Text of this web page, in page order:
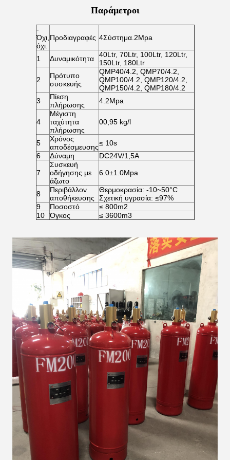
Παράμετροι
-
Όχι,
όχι.
Προδιαγραφές 4Σύστημα.2Mpa
1 Δυναμικότητα
40Ltr, 70Ltr, 100Ltr, 120Ltr,
150Ltr, 180Ltr
2
Πρότυπο
συσκευής
QMP40/4.2, QMP70/4.2,
QMP100/4.2, QMP120/4.2,
QMP150/4.2, QMP180/4.2
3
Πίεση
πλήρωσης
4.2Mpa
4
Μέγιστη
ταχύτητα
πλήρωσης
00,95 kg/l
5
Χρόνος
αποδέσμευσης≤ 10s
6
Δύναμη DC24V/1,5A
7
Συσκευή
οδήγησης με
άζωτο
6.0±1.0Mpa
8
Περιβάλλον
αποθήκευσης
Θερμοκρασία: -10~50°C
Σχετική υγρασία: ≤97%
9
Ποσοστό
≤ 800m2
10
Όγκος ≤ 3600m3